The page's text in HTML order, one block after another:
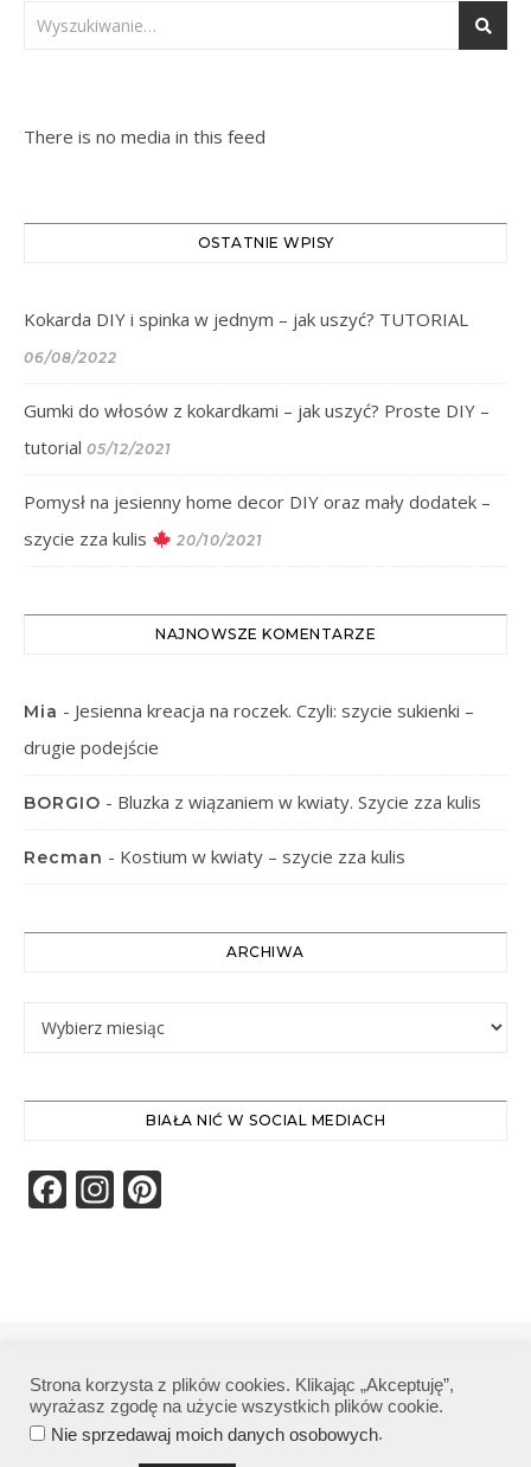
There is no media in this feed
OSTATNIE WPISY
Kokarda DIY i spinka w jednym – jak uszyć? TUTORIAL
06/08/2022
Gumki do włosów z kokardkami – jak uszyć? Proste DIY –
tutorial 05/12/2021
Pomysł na jesienny home decor DIY oraz mały dodatek –
szycie zza kulis
20/10/2021
NAJNOWSZE KOMENTARZE
Mia - Jesienna kreacja na roczek. Czyli: szycie sukienki –
drugie podejście
BORGIO - Bluzka z wiązaniem w kwiaty. Szycie zza kulis
Recman - Kostium w kwiaty – szycie zza kulis
ARCHIWA
Archiwa
BIAŁA NIĆ W SOCIAL MEDIACH
Facebook
Instagram
Polityka prywatności
Strona korzysta z plików cookies. Klikając „Akceptuję”,
wyrażasz zgodę na użycie wszystkich plików cookie.
Nie sprzedawaj moich danych osobowych.